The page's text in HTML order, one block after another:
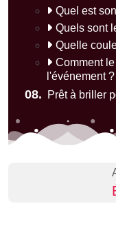
Quel est
Quels sont
Quelle
Comment
l'événement ?
08. Prêt à briller